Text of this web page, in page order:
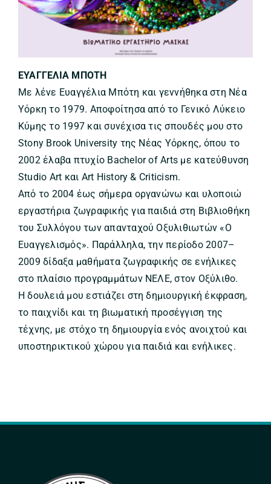
ΕΥΑΓΓΕΛΙΑ ΜΠΟΤΗ
Με λένε Ευαγγέλια Μπότη και γεννήθηκα στη Νέα
Υόρκη το 1979. Αποφοίτησα από το Γενικό Λύκειο
Κύμης το 1997 και συνέχισα τις σπουδές μου στο
Stony Brook University της Νέας Υόρκης, όπου το
2002 έλαβα πτυχίο Bachelor of Arts με κατεύθυνση
Studio Art και Art History & Criticism.
Από το 2004 έως σήμερα οργανώνω και υλοποιώ
εργαστήρια ζωγραφικής για παιδιά στη Βιβλιοθήκη
του Συλλόγου των απανταχού Οξυλιθιωτών «Ο
Ευαγγελισμός». Παράλληλα, την περίοδο 2007–
2009 δίδαξα μαθήματα ζωγραφικής σε ενήλικες
στο πλαίσιο προγραμμάτων ΝΕΛΕ, στον Οξύλιθο.
Η δουλειά μου εστιάζει στη δημιουργική έκφραση,
το παιχνίδι και τη βιωματική προσέγγιση της
τέχνης, με στόχο τη δημιουργία ενός ανοιχτού και
υποστηρικτικού χώρου για παιδιά και ενήλικες.